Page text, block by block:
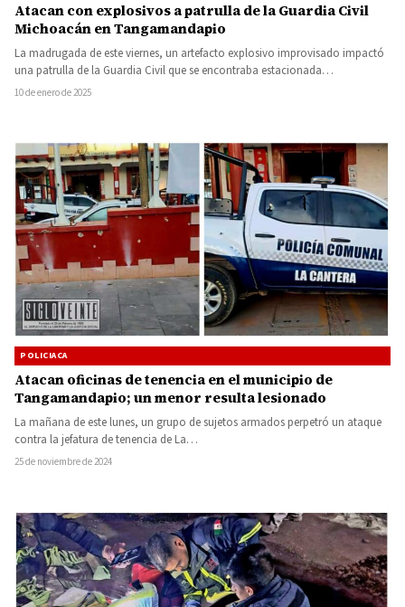
Atacan con explosivos a patrulla de la Guardia Civil
Michoacán en Tangamandapio
La madrugada de este viernes, un artefacto explosivo improvisado impactó
una patrulla de la Guardia Civil que se encontraba estacionada…
10 de enero de 2025
POLICIACA
Atacan oficinas de tenencia en el municipio de
Tangamandapio; un menor resulta lesionado
La mañana de este lunes, un grupo de sujetos armados perpetró un ataque
contra la jefatura de tenencia de La…
25 de noviembre de 2024